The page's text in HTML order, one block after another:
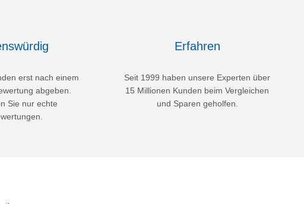
erst nach einem
abgeben.
Sie nur echte
Erfahren
Seit 1999 haben unsere Experten über
15 Millionen Kunden beim Vergleichen
und Sparen geholfen.